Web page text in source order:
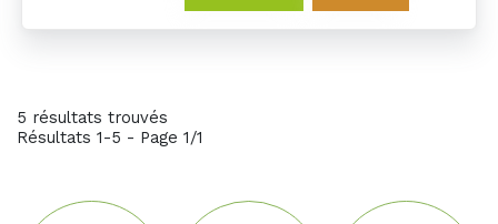
5 résultats trouvés
Résultats 1-5 - Page 1/1